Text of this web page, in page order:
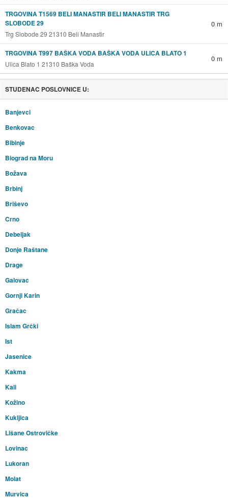
TRGOVINA T1569 BELI MANASTIR BELI MANASTIR TRG
SLOBODE 29
Trg Slobode 29 21310 Beli Manastir
0 m
TRGOVINA T997 BAŠKA VODA BAŠKA VODA ULICA BLATO 1
Ulica Blato 1 21310 Baška Voda
0 m
STUDENAC POSLOVNICE U:
Banjevci
Benkovac
Bibinje
Biograd na Moru
Božava
Brbinj
Briševo
Crno
Debeljak
Donje Raštane
Drage
Galovac
Gornji Karin
Gračac
Islam Grčki
Ist
Jasenice
Kakma
Kali
Kožino
Kukljica
Lišane Ostrovičke
Lovinac
Lukoran
Molat
Murvica